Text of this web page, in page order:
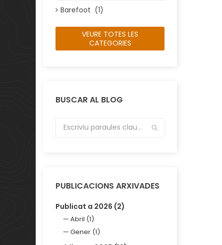
Barefoot (1)
VEURE TOTES LES
CATEGORIES
BUSCAR AL BLOG
PUBLICACIONS ARXIVADES
Publicat a 2026 (2)
Abril (1)
Gener (1)